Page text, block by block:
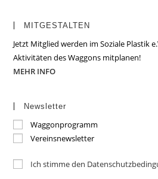
MITGESTALTEN
Jetzt Mitglied werden im Soziale Plastik
Aktivitäten des Waggons mitplanen!
MEHR INFO
Newsletter
Waggonprogramm
Vereinsnewsletter
Ich stimme den